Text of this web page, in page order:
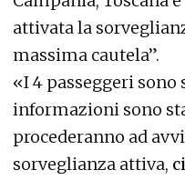
attivata la
massima cautela”.
«I 4 passeggeri
informazioni sono
procederanno ad
sorveglianza attiva,